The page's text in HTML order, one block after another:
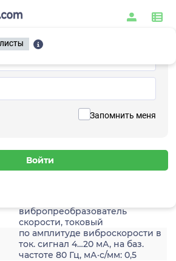
Запомнить меня
приборы и автоматика / Датчики /
/ 2A204HA-200(T)
вибропреобразователь
скорости, токовый
по амплитуде виброскорости в
ток. сигнал 4…20 мА, на баз.
частоте 80 Гц, мА·с/мм: 0,5